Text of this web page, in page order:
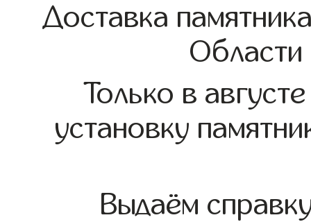
Доставка
Только в
установку
Выдаём